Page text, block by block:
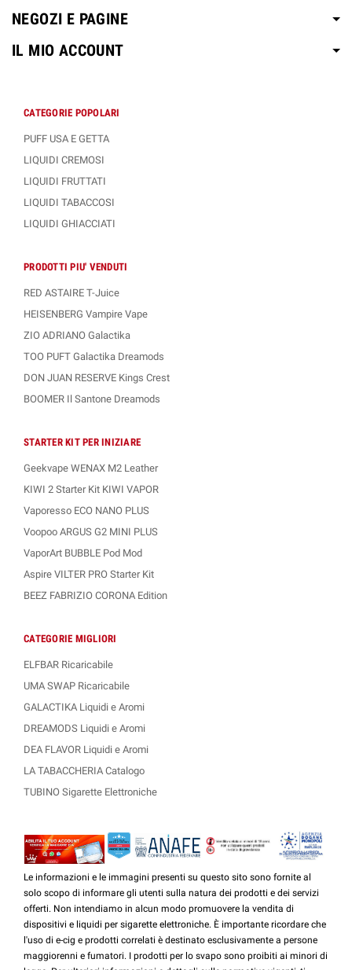
NEGOZI E PAGINE
IL MIO ACCOUNT
CATEGORIE POPOLARI
PUFF USA E GETTA
LIQUIDI CREMOSI
LIQUIDI FRUTTATI
LIQUIDI TABACCOSI
LIQUIDI GHIACCIATI
PRODOTTI PIU' VENDUTI
RED ASTAIRE T-Juice
HEISENBERG Vampire Vape
ZIO ADRIANO Galactika
TOO PUFT Galactika Dreamods
DON JUAN RESERVE Kings Crest
BOOMER Il Santone Dreamods
STARTER KIT PER INIZIARE
Geekvape WENAX M2 Leather
KIWI 2 Starter Kit KIWI VAPOR
Vaporesso ECO NANO PLUS
Voopoo ARGUS G2 MINI PLUS
VaporArt BUBBLE Pod Mod
Aspire VILTER PRO Starter Kit
BEEZ FABRIZIO CORONA Edition
CATEGORIE MIGLIORI
ELFBAR Ricaricabile
UMA SWAP Ricaricabile
GALACTIKA Liquidi e Aromi
DREAMODS Liquidi e Aromi
DEA FLAVOR Liquidi e Aromi
LA TABACCHERIA Catalogo
TUBINO Sigarette Elettroniche
Le informazioni e le immagini presenti su questo sito sono fornite al
solo scopo di informare gli utenti sulla natura dei prodotti e dei servizi
offerti. Non intendiamo in alcun modo promuovere la vendita di
dispositivi e liquidi per sigarette elettroniche. È importante ricordare che
l'uso di e-cig e prodotti correlati è destinato esclusivamente a persone
maggiorenni e fumatori. I prodotti per lo svapo sono proibiti ai minori di